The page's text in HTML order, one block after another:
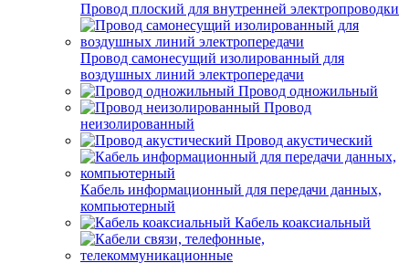
Провод плоский для внутренней электропроводки
Провод самонесущий изолированный для
воздушных линий электропередачи
Провод одножильный
Провод
неизолированный
Провод акустический
Кабель информационный для передачи данных,
компьютерный
Кабель коаксиальный